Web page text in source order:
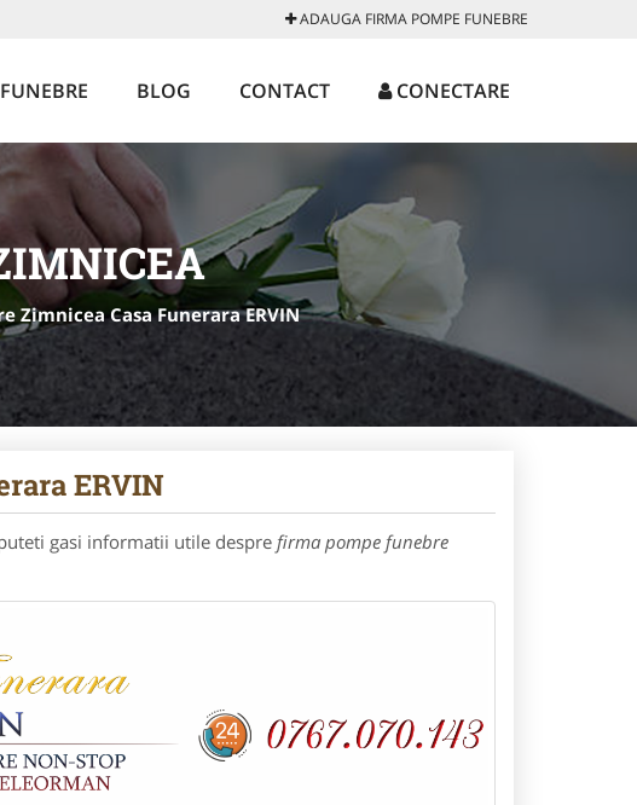
ADAUGA FIRMA POMPE FUNEBRE
BLOG CONTACT CONECTARE
Zimnicea Casa Funerara ERVIN
ERVIN
gasi informatii utile despre firma pompe funebre